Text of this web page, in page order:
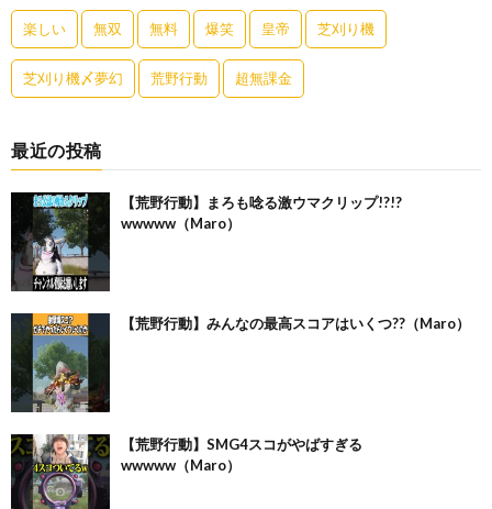
楽しい 無双 無料 爆笑 皇帝 芝刈り機
芝刈り機〆夢幻 荒野行動 超無課金
最近の投稿
【荒野行動】まろも唸る激ウマクリップ!?!?
wwwww（Maro）
【荒野行動】みんなの最高スコアはいくつ??（Maro）
【荒野行動】SMG4スコがやばすぎる
wwwww（Maro）